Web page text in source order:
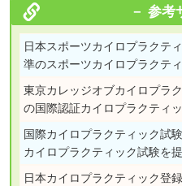
参考
日本スポーツカイロプラクテ
準のスポーツカイロプラクテ
東京カレッジオブカイロプラ
の国際認証カイロプラクティ
国際カイロプラクティック試
カイロプラクティック試験を
日本カイロプラクティック登